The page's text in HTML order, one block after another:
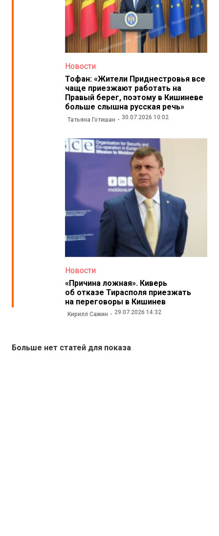
Новости
Тофан: «Жители Приднестровья все
чаще приезжают работать на
Правый берег, поэтому в Кишиневе
больше слышна русская речь»
Татьяна Готишан 30.07.2026 10:02
Новости
«Причина ложная». Киверь
об отказе Тирасполя приезжать
на переговоры в Кишинев
Кирилл Сажин 29.07.2026 14:32
Больше нет статей для показа